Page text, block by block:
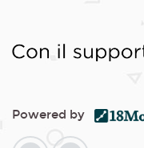
Powered by